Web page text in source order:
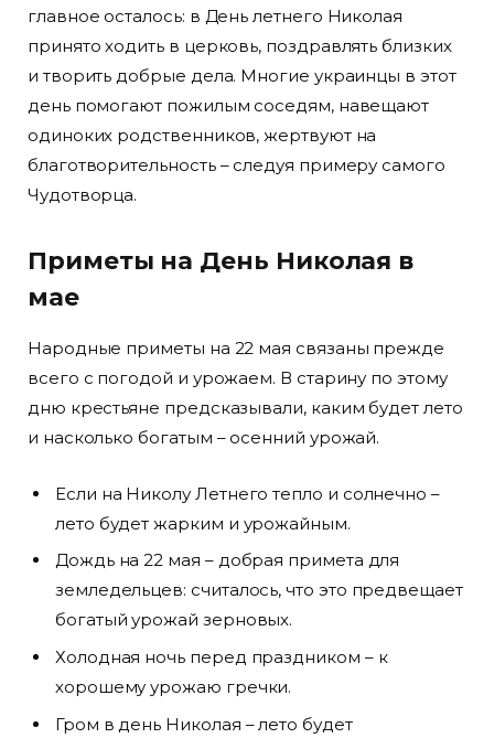
главное осталось: в День летнего Николая
принято ходить в церковь, поздравлять близких
и творить добрые дела. Многие украинцы в этот
день помогают пожилым соседям, навещают
одиноких родственников, жертвуют на
благотворительность – следуя примеру самого
Чудотворца.
Приметы на День Николая в
мае
Народные приметы на 22 мая связаны прежде
всего с погодой и урожаем. В старину по этому
дню крестьяне предсказывали, каким будет лето
и насколько богатым – осенний урожай.
Если на Николу Летнего тепло и солнечно –
лето будет жарким и урожайным.
Дождь на 22 мая – добрая примета для
земледельцев: считалось, что это предвещает
богатый урожай зерновых.
Холодная ночь перед праздником – к
хорошему урожаю гречки.
Гром в день Николая – лето будет